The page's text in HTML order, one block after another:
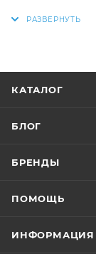
КАТАЛОГ
БЛОГ
БРЕНДЫ
ПОМОЩЬ
ИНФОРМАЦИЯ